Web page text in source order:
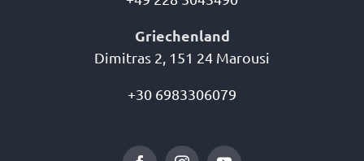
Griechenland
Dimitras 2, 151 24 Marousi
+30 6983306079